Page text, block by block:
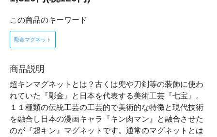
この商品のキーワード
彫金マグネット
商品説明
超キンマグネットとは？古くは兜や刀剣等の装飾に使わ
れていた『彫金』と日本を代表する美術工芸『七宝』。
１１種類の伝統工芸の工芸的で美術的な特徴と現代技術
を融合し日本の漫画キャラ『キン肉マン』と融合させた
のが『超キン』マグネットです。通常のマグネットとは